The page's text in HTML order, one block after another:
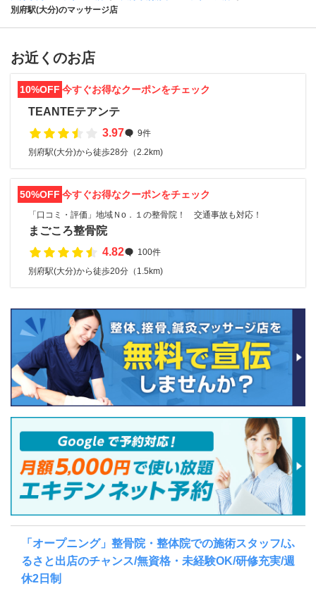
別府駅(大分)のマッサージ店
お近くのお店
10%OFF 今すぐお得なクーポンをチェック
TEANTEテアンテ
3.97
9件
別府駅(大分)から徒歩28分（2.2km)
50%OFF 今すぐお得なクーポンをチェック
「口コミ・評価」地域Ｎo．１の整骨院！ 交通事故も対応！
まごころ整骨院
4.82
100件
別府駅(大分)から徒歩20分（1.5km)
「オープニング」整骨院・整体院での施術スタッフ/ふ
るさと出店のチャンス/無資格・未経験OK/研修充実/週
休2日制